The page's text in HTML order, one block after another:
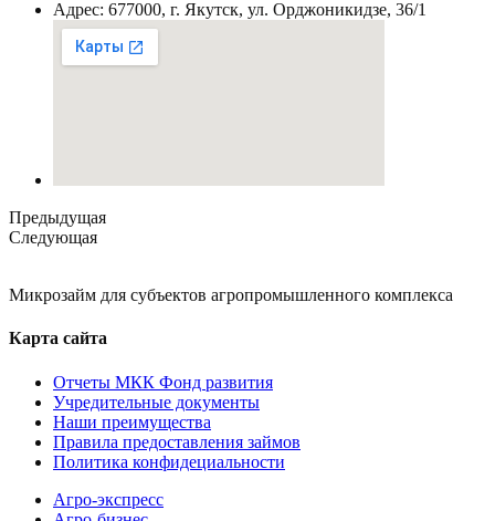
Адрес: 677000, г. Якутск, ул. Орджоникидзе, 36/1
Предыдущая
Следующая
Микрозайм для субъектов агропромышленного комплекса
Карта сайта
Отчеты МКК Фонд развития
Учредительные документы
Наши преимущества
Правила предоставления займов
Политика конфидециальности
Агро-экспресс